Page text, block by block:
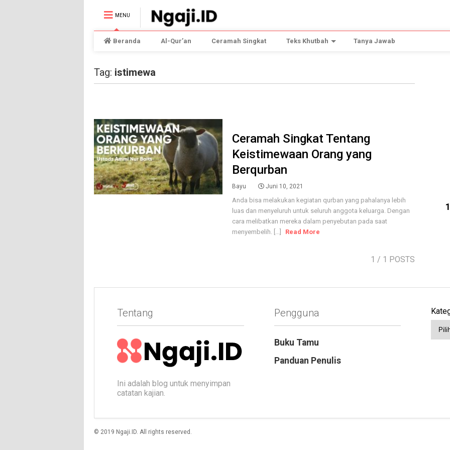
MENU
Beranda Al-Qur’an Ceramah Singkat Teks Khutbah Tanya Jawab
Tag: istimewa
Ceramah Singkat Tentang
Keistimewaan Orang yang
Berqurban
Bayu Juni 10, 2021
Anda bisa melakukan kegiatan qurban yang pahalanya lebih
luas dan menyeluruh untuk seluruh anggota keluarga. Dengan
cara melibatkan mereka dalam penyebutan pada saat
menyembelih. [...]
Read More
1 / 1 POSTS
Tentang
Ini adalah blog untuk menyimpan
catatan kajian.
Pengguna
Buku Tamu
Panduan Penulis
© 2019 Ngaji.ID. All rights reserved.